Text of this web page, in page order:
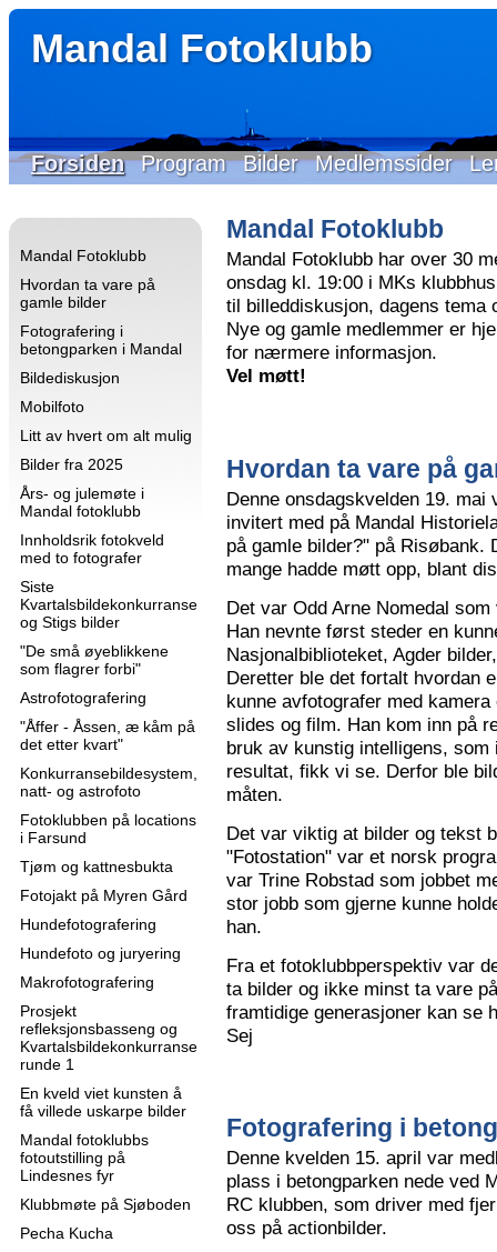
Mandal Fotoklubb
Forsiden Program Bilder Medlemssider
Mandal Fotoklubb
Hvordan ta vare på
gamle bilder
Fotografering i
betongparken i Mandal
Bildediskusjon
Mobilfoto
Litt av hvert om alt mulig
Bilder fra 2025
Års- og julemøte i
Mandal fotoklubb
Innholdsrik fotokveld
med to fotografer
Siste
Kvartalsbildekonkurranse
og Stigs bilder
"De små øyeblikkene
som flagrer forbi"
Astrofotografering
"Åffer - Åssen, æ kåm på
det etter kvart"
Konkurransebildesystem,
natt- og astrofoto
Fotoklubben på locations
i Farsund
Tjøm og kattnesbukta
Fotojakt på Myren Gård
Hundefotografering
Hundefoto og juryering
Makrofotografering
Prosjekt
refleksjonsbasseng og
Kvartalsbildekonkurranse
runde 1
En kveld viet kunsten å
få villede uskarpe bilder
Mandal fotoklubbs
fotoutstilling på
Lindesnes fyr
Klubbmøte på Sjøboden
Pecha Kucha
Mandal Fotoklubb
Mandal Fotoklubb har over 30
onsdag kl. 19:00 i MKs
til billeddiskusjon, dagens
Nye og gamle medlemmer er
for nærmere informasjon.
Vel møtt!
Hvordan ta vare på
Denne onsdagskvelden 19.
invitert med på Mandal
på gamle bilder?" på
mange hadde møtt opp, blant
Det var Odd Arne Nomedal
Han nevnte først steder en
Nasjonalbiblioteket, Agder
Deretter ble det fortalt hvordan
kunne avfotografer med
slides og film. Han kom inn på
bruk av kunstig intelligens,
resultat, fikk vi se. Derfor ble
måten.
Det var viktig at bilder og tekst
"Fotostation" var et norsk
var Trine Robstad som jobbet
stor jobb som gjerne kunne
han.
Fra et fotoklubbperspektiv var
ta bilder og ikke minst ta vare
framtidige generasjoner kan se
Sej
Fotografering i
Denne kvelden 15. april var
plass i betongparken nede ved
RC klubben, som driver med
oss på actionbilder.